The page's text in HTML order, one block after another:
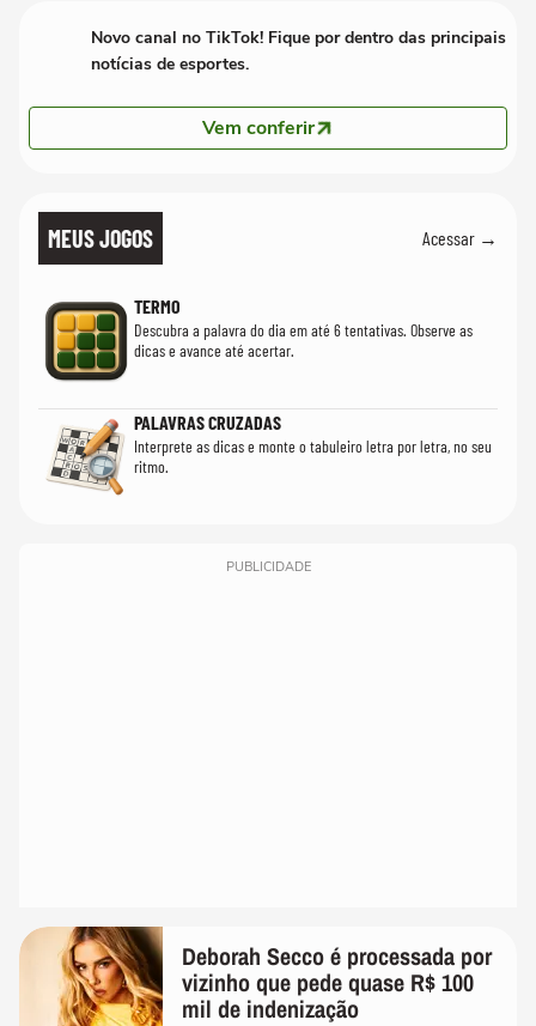
Novo canal no TikTok! Fique por dentro das principais
notícias de esportes.
Vem conferir
MEUS JOGOS Acessar →
TERMO
Descubra a palavra do dia em até 6 tentativas. Observe as
dicas e avance até acertar.
PALAVRAS CRUZADAS
Interprete as dicas e monte o tabuleiro letra por letra, no seu
ritmo.
PUBLICIDADE
Deborah Secco é processada por
vizinho que pede quase R$ 100
mil de indenização